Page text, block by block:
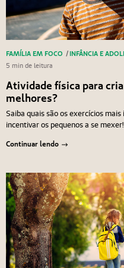
FAMÍLIA EM FOCO / INFÂNCIA E
5 min de leitura
Atividade física para
melhores?
Saiba quais são os exercícios
incentivar os pequenos a se mexer!
Continuar lendo